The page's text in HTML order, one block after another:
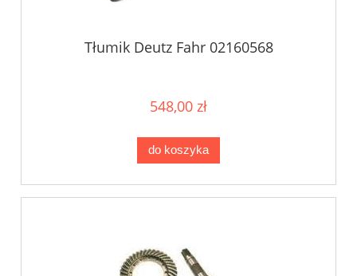
Tłumik Deutz Fahr 02160568
548,00 zł
do koszyka